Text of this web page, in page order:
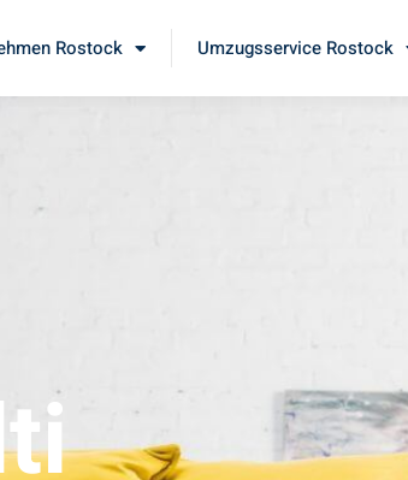
Rostock Umzugsservice Rostock